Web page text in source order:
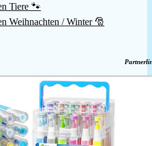
Tiere 🐾
Weihnachten / Winter 🎅